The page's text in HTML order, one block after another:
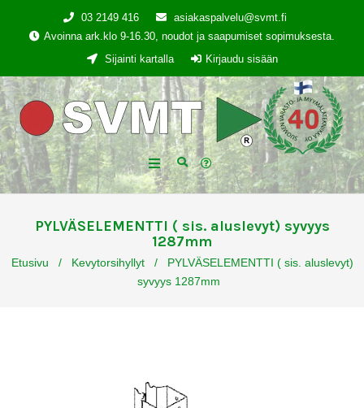
03 2149 416
asiakaspalvelu@svmt.fi
Avoinna ark.klo 9-16.30, noudot ja saapumiset sopimuksesta.
Sijainti kartalla
Kirjaudu sisään
PYLVÄSELEMENTTI ( sis. aluslevyt) syvyys
1287mm
Etusivu / Kevytorsihyllyt /
PYLVÄSELEMENTTI ( sis. aluslevyt)
syvyys 1287mm